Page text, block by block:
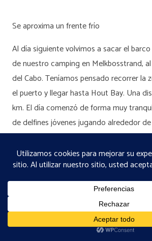
Se aproxima un frente frío
Al día siguiente volvimos a sacar el
de nuestro camping en Melkbosstrand,
del Cabo. Teníamos pensado recorrer la
el puerto y llegar hasta Hout Bay. Una
km. El día comenzó de forma muy
de delfines jóvenes jugando alrededor
nada más zarpar.